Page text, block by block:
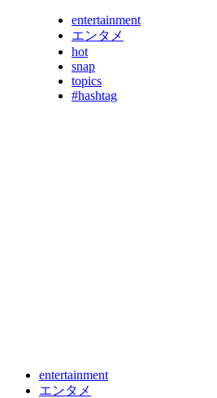
entertainment
エンタメ
hot
snap
topics
#hashtag
entertainment
エンタメ